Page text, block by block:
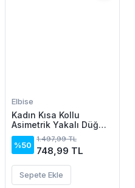
Elbise
Kadın Kısa Kollu
Asimetrik Yakalı Düğme
Detaylı Midi Viskon
Elbise
%50
1.497,99 TL
748,99 TL
Sepete Ekle